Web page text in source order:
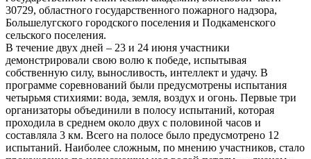
30729, областного государственного пожарного надзора,
Большелугского городского поселения и Подкаменского
сельского поселения.
В течение двух дней – 23 и 24 июня участники
демонстрировали свою волю к победе, испытывая
собственную силу, выносливость, интеллект и удачу. В
программе соревнований были предусмотрены испытания
четырьмя стихиями: вода, земля, воздух и огонь. Первые три
организаторы объединили в полосу испытаний, которая
проходила в среднем около двух с половиной часов и
составляла 3 км. Всего на полосе было предусмотрено 12
испытаний. Наиболее сложным, по мнению участников, стало